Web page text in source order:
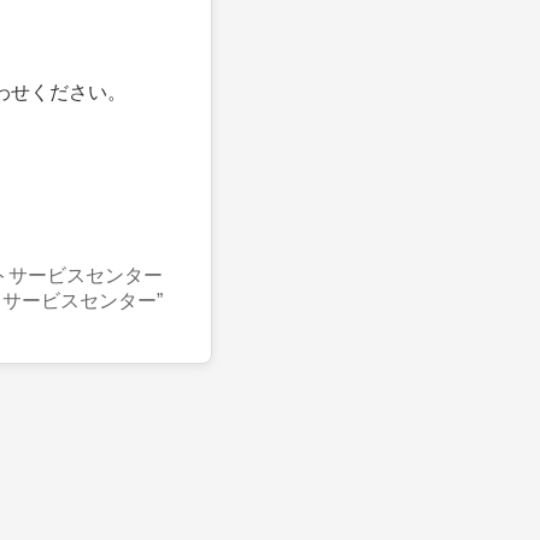
ください。
サービスセンター